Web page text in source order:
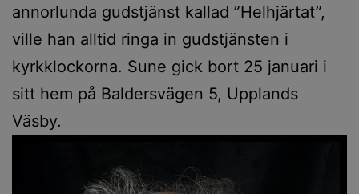
annorlunda gudstjänst kallad ”Helhjärtat”,
ville han alltid ringa in gudstjänsten i
kyrkklockorna. Sune gick bort 25 januari i
sitt hem på Baldersvägen 5, Upplands
Väsby.